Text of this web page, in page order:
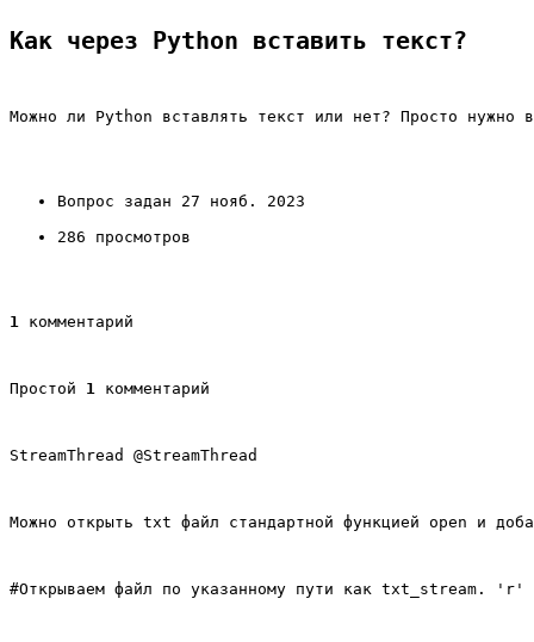
Как через Python вставить текст?
Можно ли Python вставлять текст или нет? Просто нужно
Вопрос задан 27 нояб. 2023
286 просмотров
1 комментарий
Простой 1 комментарий
StreamThread @StreamThread
Можно открыть txt файл стандартной функцией open и
#Открываем файл по указанному пути как txt_stream.